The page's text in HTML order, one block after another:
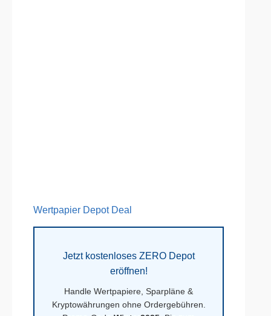
Wertpapier Depot Deal
Jetzt kostenloses ZERO Depot
eröffnen!
Handle Wertpapiere, Sparpläne &
Kryptowährungen ohne Ordergebühren.